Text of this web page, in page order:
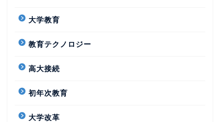
大学教育
教育テクノロジー
高大接続
初年次教育
大学改革